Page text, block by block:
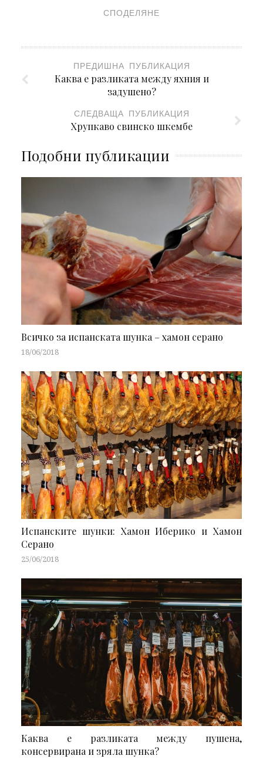
СПОДЕЛЯНЕ
ПРЕДИШНА ПУБЛИКАЦИЯ
Каква е разликата между яхния и
задушено?
СЛЕДВАЩА ПУБЛИКАЦИЯ
Хрупкаво свинско шкембе
Подобни публикации
Всичко за испанската шунка – хамон серано
18/06/2018
Испанските шунки: Хамон Иберико и Хамон
Серано
25/06/2018
Каква е разликата между пушена,
консервирана и зряла шунка?